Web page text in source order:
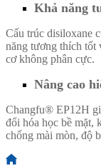
Khả năng
Cấu trúc disiloxane
năng tương thích tốt
cơ không phân cực.
Nâng cao
Changfu® EP12H
đổi hóa học bề mặt,
chống mài mòn, độ